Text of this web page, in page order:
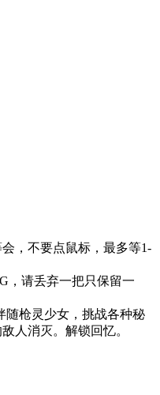
，不要点鼠标，最多等1-
，请丢弃一把只保留一
随枪灵少女，挑战各种秘
人消灭。解锁回忆。